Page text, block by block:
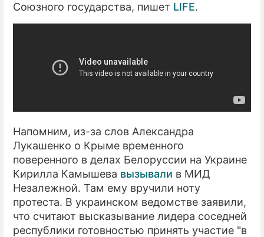
Союзного государства, пишет LIFE.
Напомним, из-за слов Александра
Лукашенко о Крыме временного
поверенного в делах Белоруссии на Украине
Кирилла Камышева вызывали в МИД
Незалежной. Там ему вручили ноту
протеста. В украинском ведомстве заявили,
что считают высказывание лидера соседней
республики готовностью принять участие "в